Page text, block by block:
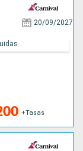
20/09/2027
+Tasas